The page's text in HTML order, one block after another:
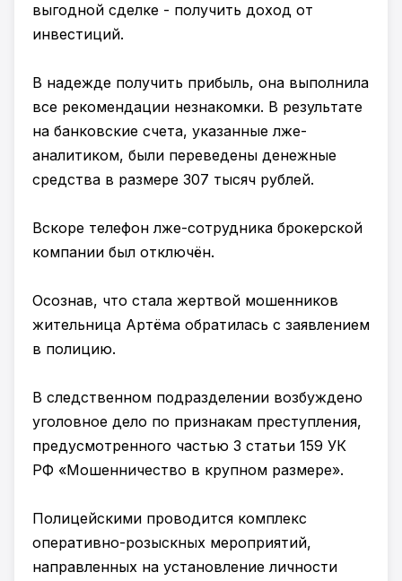
выгодной сделке - получить доход от
инвестиций.
В надежде получить прибыль, она выполнила
все рекомендации незнакомки. В результате
на банковские счета, указанные лже-
аналитиком, были переведены денежные
средства в размере 307 тысяч рублей.
Вскоре телефон лже-сотрудника брокерской
компании был отключён.
Осознав, что стала жертвой мошенников
жительница Артёма обратилась с заявлением
в полицию.
В следственном подразделении возбуждено
уголовное дело по признакам преступления,
предусмотренного частью 3 статьи 159 УК
РФ «Мошенничество в крупном размере».
Полицейскими проводится комплекс
оперативно-розыскных мероприятий,
направленных на установление личности